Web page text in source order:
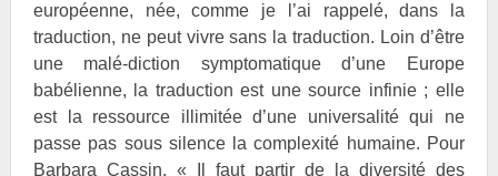
européenne, née, comme je l’ai rappelé, dans la
traduction, ne peut vivre sans la traduction. Loin d’être
une malé-diction symptomatique d’une Europe
babélienne, la traduction est une source infinie ; elle
est la ressource illimitée d’une universalité qui ne
passe pas sous silence la complexité humaine. Pour
Barbara Cassin, « Il faut partir de la diversité des